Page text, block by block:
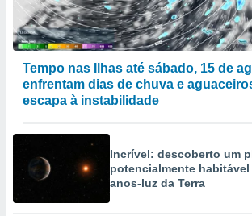
Tempo nas Ilhas até sábado, 15 de
enfrentam dias de chuva e
escapa à instabilidade
Incrível: descoberto um
potencialmente habitável
anos-luz da Terra